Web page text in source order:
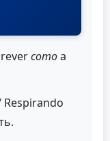
comoa